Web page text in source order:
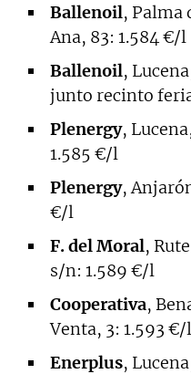
Ballenoil, Palma
Ana, 83: 1.584 €/l
Ballenoil,
junto recinto
Plenergy,
1.585 €/l
Plenergy,
€/l
F. del Moral,
s/n: 1.589 €/l
Cooperativa,
Venta, 3: 1.593 €/l
Enerplus,